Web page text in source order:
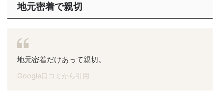
地元密着で親切
地元密着だけあって親切。
Google口コミから引用